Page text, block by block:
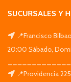
SUCURSALES Y
📍Francisco
20:00 Sábado,
📍Providencia